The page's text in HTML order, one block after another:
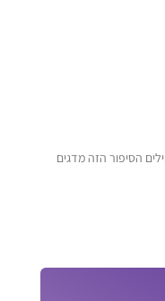
הסיפור הזה מדגים